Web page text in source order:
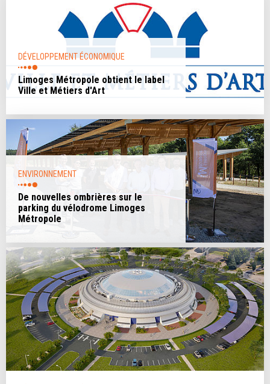
DÉVELOPPEMENT ÉCONOMIQUE
Limoges Métropole obtient le label
Ville et Métiers d'Art
ENVIRONNEMENT
De nouvelles ombrières sur le
parking du vélodrome Limoges
Métropole